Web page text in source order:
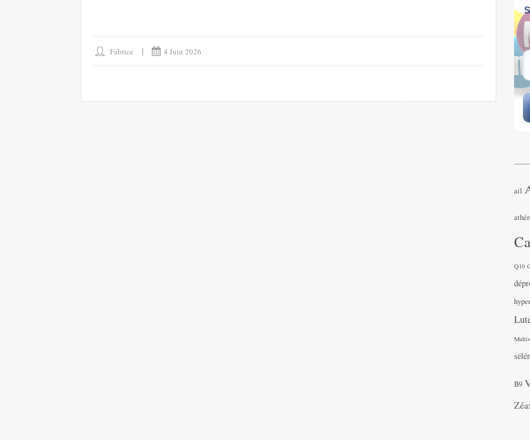
Fabrice 4 Juin 2026
ail
Q10
B9